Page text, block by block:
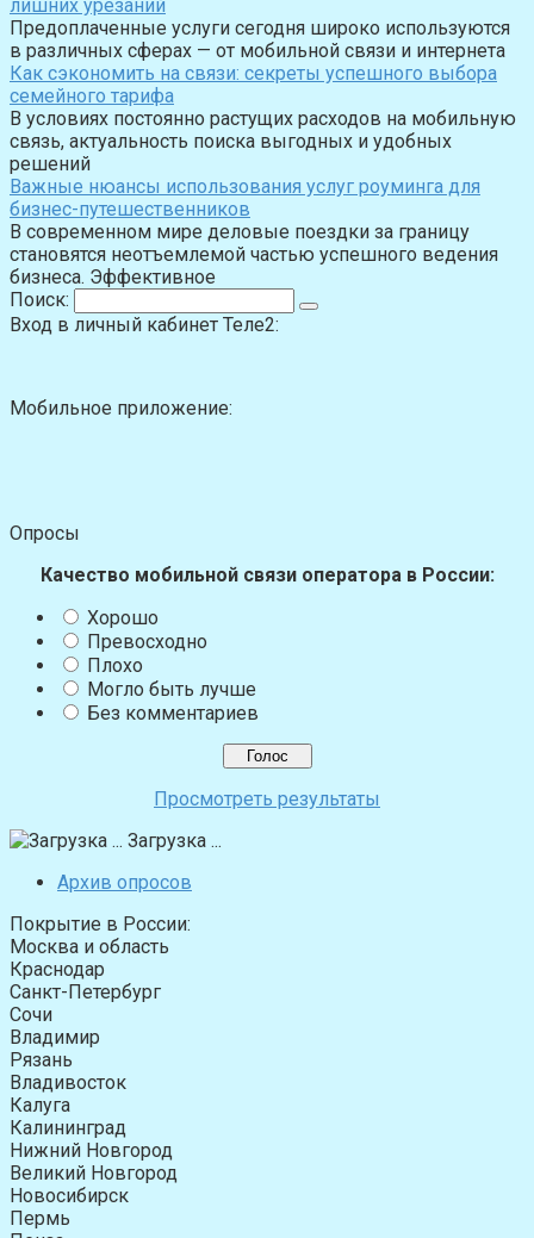
лишних урезаний
Предоплаченные услуги сегодня широко используются
в различных сферах — от мобильной связи и интернета
Как сэкономить на связи: секреты успешного выбора
семейного тарифа
В условиях постоянно растущих расходов на мобильную
связь, актуальность поиска выгодных и удобных
решений
Важные нюансы использования услуг роуминга для
бизнес-путешественников
В современном мире деловые поездки за границу
становятся неотъемлемой частью успешного ведения
бизнеса. Эффективное
Поиск:
Вход в личный кабинет Теле2:
Мобильное приложение:
Опросы
Качество мобильной связи оператора в России:
Хорошо
Превосходно
Плохо
Могло быть лучше
Без комментариев
Просмотреть результаты
Загрузка ...
Архив опросов
Покрытие в России:
Москва и область
Краснодар
Санкт-Петербург
Сочи
Владимир
Рязань
Владивосток
Калуга
Калининград
Нижний Новгород
Великий Новгород
Новосибирск
Пермь